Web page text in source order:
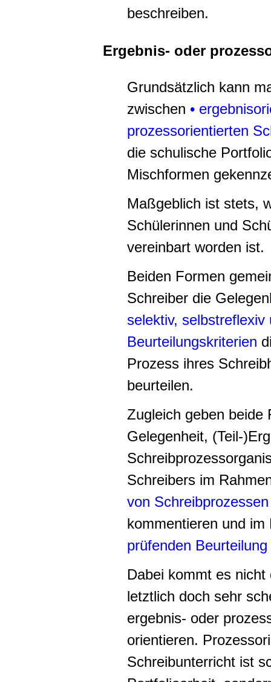
beschreiben.
Ergebnis- oder
Grundsätzlich kann
zwischen •
prozessorientierten
die schulische
Mischformen
Maßgeblich ist stets,
Schülerinnen und
vereinbart worden ist.
Beiden Formen
Schreiber die
selektiv,
Beurteilungskriterien
Prozess ihres
beurteilen.
Zugleich geben beide
Gelegenheit, (Teil-
Schreibers im
von Schreibprozessen
kommentieren und
prüfenden Beurteilung
Dabei kommt es
letztlich doch sehr
ergebnis- oder
orientieren.
Schreibunterricht ist